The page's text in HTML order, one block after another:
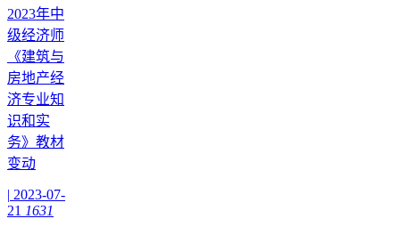
2023年中
级经济师
《建筑与
房地产经
济专业知
识和实
务》教材
变动
| 2023-07-
21 1631